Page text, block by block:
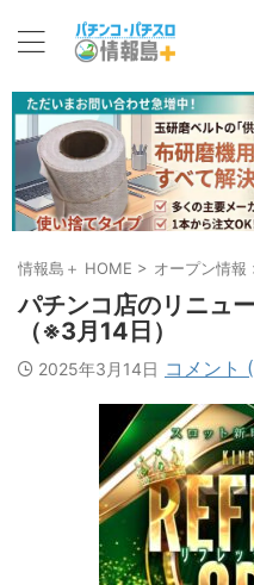
情報島＋ HOME > オープン情報
パチンコ店のリニュ
（※3月14日）
2025年3月14日 コメント